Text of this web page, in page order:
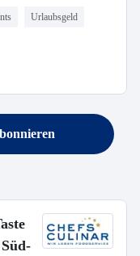
Urlaubsgeld